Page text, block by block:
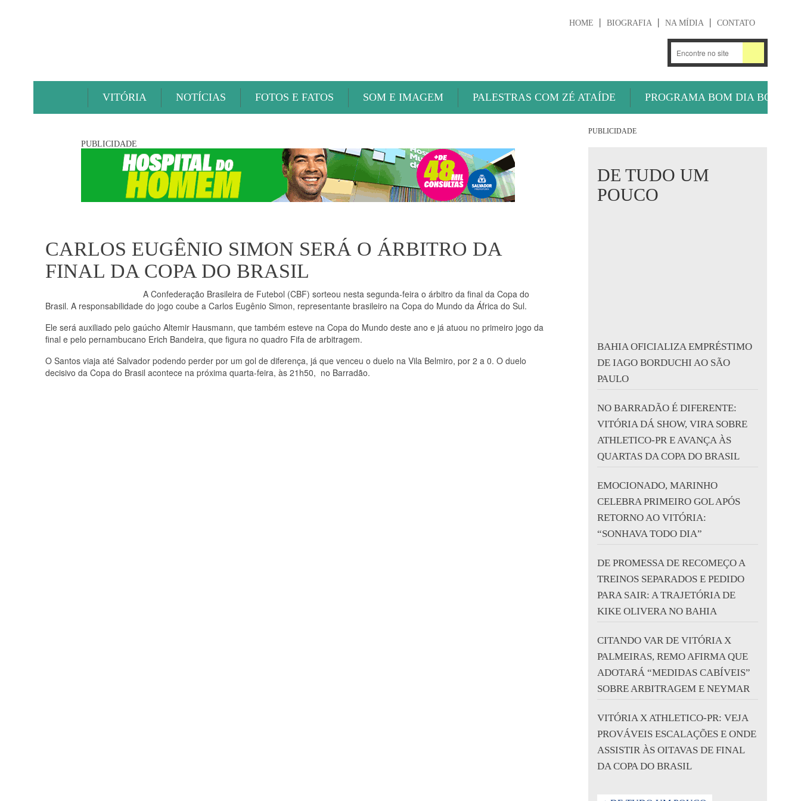
HOME BIOGRAFIA NA MÍDIA CONTATO
VITÓRIA NOTÍCIAS FOTOS E FATOS SOM E IMAGEM PALESTRAS COM ZÉ ATAÍDE PROGRAMA BOM DIA BOLA
PUBLICIDADE
CARLOS EUGÊNIO SIMON SERÁ O ÁRBITRO DA
FINAL DA COPA DO BRASIL
A Confederação Brasileira de Futebol (CBF) sorteou nesta segunda-feira o árbitro da final da Copa do
Brasil. A responsabilidade do jogo coube a Carlos Eugênio Simon, representante brasileiro na Copa do Mundo da África do Sul.
Ele será auxiliado pelo gaúcho Altemir Hausmann, que também esteve na Copa do Mundo deste ano e já atuou no primeiro jogo da
final e pelo pernambucano Erich Bandeira, que figura no quadro Fifa de arbitragem.
O Santos viaja até Salvador podendo perder por um gol de diferença, já que venceu o duelo na Vila Belmiro, por 2 a 0. O duelo
decisivo da Copa do Brasil acontece na próxima quarta-feira, às 21h50, no Barradão.
PUBLICIDADE
DE TUDO UM
POUCO
BAHIA OFICIALIZA EMPRÉSTIMO
DE IAGO BORDUCHI AO SÃO
PAULO
NO BARRADÃO É DIFERENTE:
VITÓRIA DÁ SHOW, VIRA SOBRE
ATHLETICO-PR E AVANÇA ÀS
QUARTAS DA COPA DO BRASIL
EMOCIONADO, MARINHO
CELEBRA PRIMEIRO GOL APÓS
RETORNO AO VITÓRIA:
“SONHAVA TODO DIA”
DE PROMESSA DE RECOMEÇO A
TREINOS SEPARADOS E PEDIDO
PARA SAIR: A TRAJETÓRIA DE
KIKE OLIVERA NO BAHIA
CITANDO VAR DE VITÓRIA X
PALMEIRAS, REMO AFIRMA QUE
ADOTARÁ “MEDIDAS CABÍVEIS”
SOBRE ARBITRAGEM E NEYMAR
VITÓRIA X ATHLETICO-PR: VEJA
PROVÁVEIS ESCALAÇÕES E ONDE
ASSISTIR ÀS OITAVAS DE FINAL
DA COPA DO BRASIL